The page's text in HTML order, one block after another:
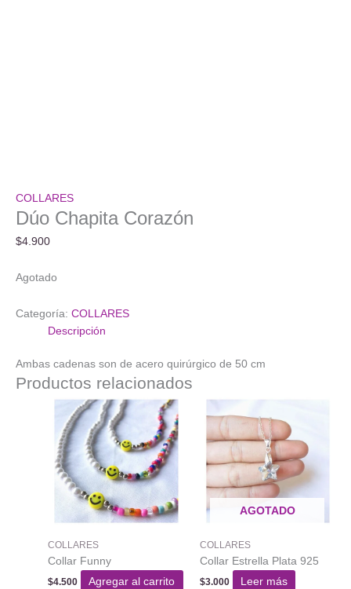
COLLARES
Dúo Chapita Corazón
$4.900
Agotado
Categoría: COLLARES
Descripción
Ambas cadenas son de acero quirúrgico de 50 cm
Productos relacionados
COLLARES
Collar Funny
$4.500 Agregar al carrito
AGOTADO
COLLARES
Collar Estrella Plata 925
$3.000 Leer más